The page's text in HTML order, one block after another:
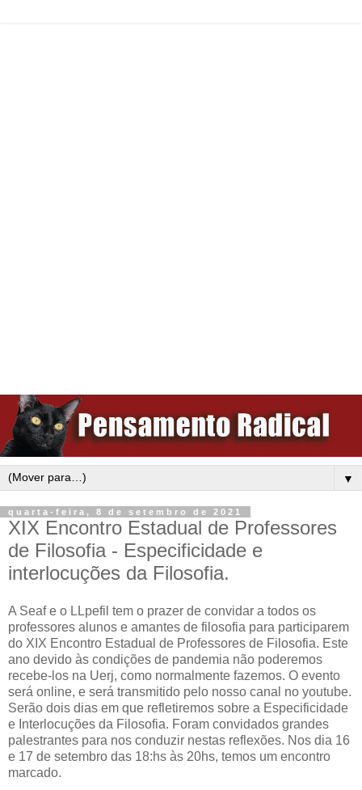
▼
quarta-feira, 8 de setembro de 2021
XIX Encontro Estadual de Professores
de Filosofia - Especificidade e
interlocuções da Filosofia.
A Seaf e o LLpefil tem o prazer de convidar a todos os
professores alunos e amantes de filosofia para participarem
do XIX Encontro Estadual de Professores de Filosofia. Este
ano devido às condições de pandemia não poderemos
recebe-los na Uerj, como normalmente fazemos. O evento
será online, e será transmitido pelo nosso canal no youtube.
Serão dois dias em que refletiremos sobre a Especificidade
e Interlocuções da Filosofia. Foram convidados grandes
palestrantes para nos conduzir nestas reflexões. Nos dia 16
e 17 de setembro das 18:hs às 20hs, temos um encontro
marcado.